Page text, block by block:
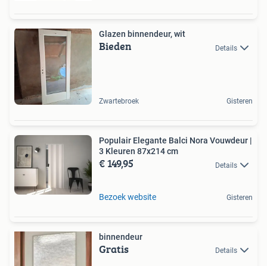
Glazen binnendeur, wit
Bieden Details
Zwartebroek Gisteren
Populair Elegante Balci Nora Vouwdeur |
3 Kleuren 87x214 cm
€ 149,95 Details
Bezoek website Gisteren
binnendeur
Gratis Details